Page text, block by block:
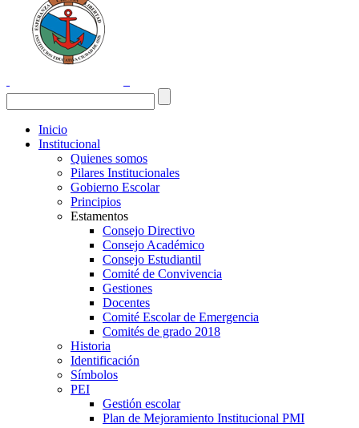
Inicio
Institucional
Quienes somos
Pilares Institucionales
Gobierno Escolar
Principios
Estamentos
Consejo Directivo
Consejo Académico
Consejo Estudiantil
Comité de Convivencia
Gestiones
Docentes
Comité Escolar de Emergencia
Comités de grado 2018
Historia
Identificación
Símbolos
PEI
Gestión escolar
Plan de Mejoramiento Institucional PMI